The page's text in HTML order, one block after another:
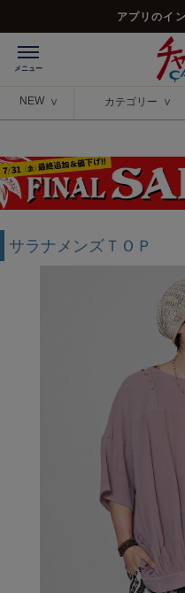
アプリのイ
NEW カテゴリー
サラナメンズＴＯＰ